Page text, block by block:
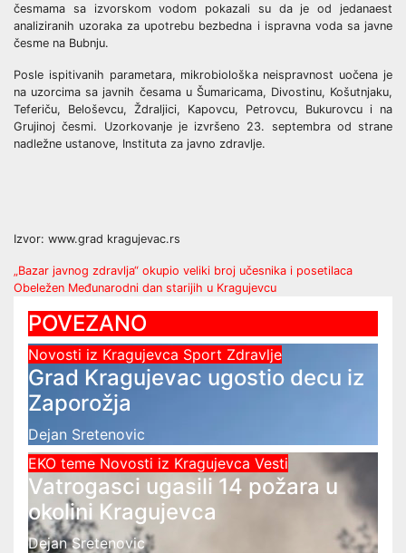
česmama sa izvorskom vodom pokazali su da je od jedanaest
analiziranih uzoraka za upotrebu bezbedna i ispravna voda sa javne
česme na Bubnju.
Posle ispitivanih parametara, mikrobiološka neispravnost uočena je
na uzorcima sa javnih česama u Šumaricama, Divostinu, Košutnjaku,
Teferiču, Beloševcu, Ždraljici, Kapovcu, Petrovcu, Bukurovcu i na
Grujinoj česmi. Uzorkovanje je izvršeno 23. septembra od strane
nadležne ustanove, Instituta za javno zdravlje.
Izvor: www.grad kragujevac.rs
Post
navigation
„Bazar javnog zdravlja“ okupio veliki broj učesnika i posetilaca
Obeležen Međunarodni dan starijih u Kragujevcu
POVEZANO
Novosti iz Kragujevca Sport Zdravlje
Grad Kragujevac ugostio decu iz
Zaporožja
Dejan Sretenovic
EKO teme Novosti iz Kragujevca Vesti
Vatrogasci ugasili 14 požara u
okolini Kragujevca
Dejan Sretenovic